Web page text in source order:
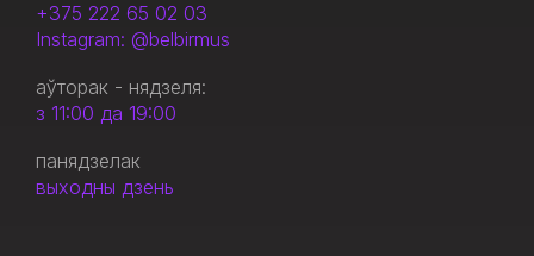
+375 222 65 02 03
Instagram: @belbirmus
аўторак - нядзеля:
з 11:00 да 19:00
панядзелак
выходны дзень